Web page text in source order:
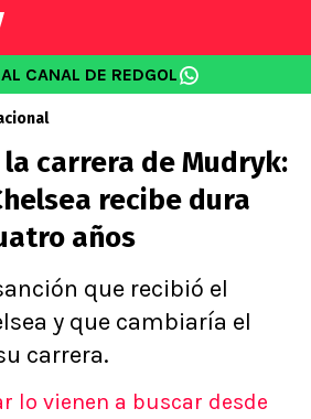
CANAL DE REDGOL
carrera de Mudryk:
recibe dura
años
que recibió el
y que cambiaría el
carrera.
lo vienen a buscar desde